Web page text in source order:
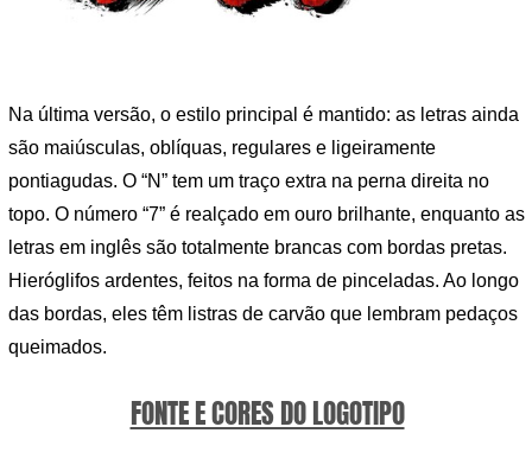
Na última versão, o estilo principal é mantido: as letras ainda
são maiúsculas, oblíquas, regulares e ligeiramente
pontiagudas. O “N” tem um traço extra na perna direita no
topo. O número “7” é realçado em ouro brilhante, enquanto as
letras em inglês são totalmente brancas com bordas pretas.
Hieróglifos ardentes, feitos na forma de pinceladas. Ao longo
das bordas, eles têm listras de carvão que lembram pedaços
queimados.
FONTE E CORES DO LOGOTIPO